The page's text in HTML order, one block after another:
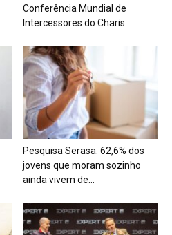
Conferência Mundial de
Intercessores do Charis
Pesquisa Serasa: 62,6% dos
jovens que moram sozinho
ainda vivem de...